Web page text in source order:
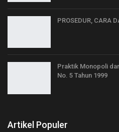
PROSEDUR, CARA
Praktik Monopoli
No. 5 Tahun 1999
Artikel Populer